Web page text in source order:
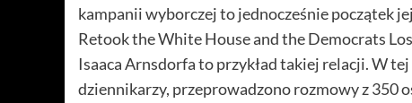
kampanii wyborczej to jednocześnie początek
Retook the White House and the Democrats
Isaaca Arnsdorfa to przykład takiej relacji. W
dziennikarzy, przeprowadzono rozmowy z 350